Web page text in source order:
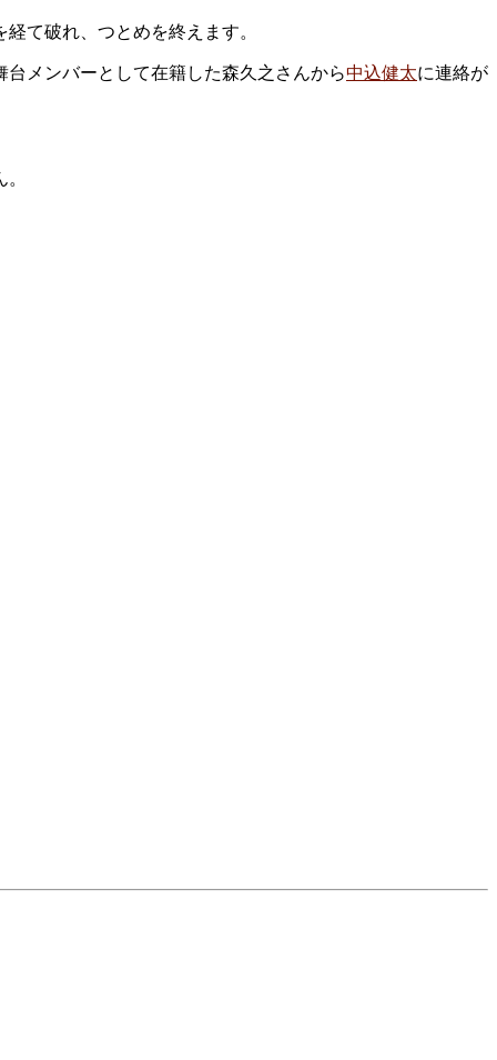
て破れ、つとめを終えます。
メンバーとして在籍した森久之さんから中込健太に連絡が